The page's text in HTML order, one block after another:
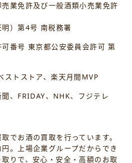
許及び一般酒類小売業免許
4号 南税務署
東京都公安委員会許可 第
ストア、楽天月間MVP
FRIDAY、NHK、フジテレ
でお酒の買取を行っています。
。上場企業グループだからでき
りで、安心・安全・高額のお取